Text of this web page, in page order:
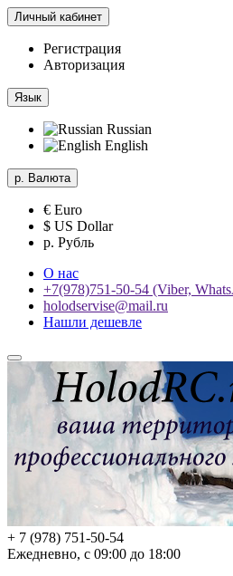
Личный кабинет
Регистрация
Авторизация
Язык
Russian
English
р. Валюта
€ Euro
$ US Dollar
р. Рубль
О нас
+7(978)751-50-54 (Viber,
holodservise@mail.ru
Нашли дешевле
+ 7 (978) 751-50-54
Ежедневно, с 09:00 до 18:00